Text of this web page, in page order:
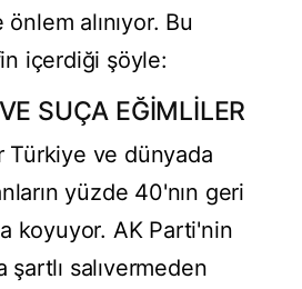
önlem alınıyor. Bu
içerdiği şöyle:
SUÇA EĞİMLİLER
Türkiye ve dünyada
yüzde 40'nın geri
koyuyor. AK Parti'nin
şartlı salıvermeden